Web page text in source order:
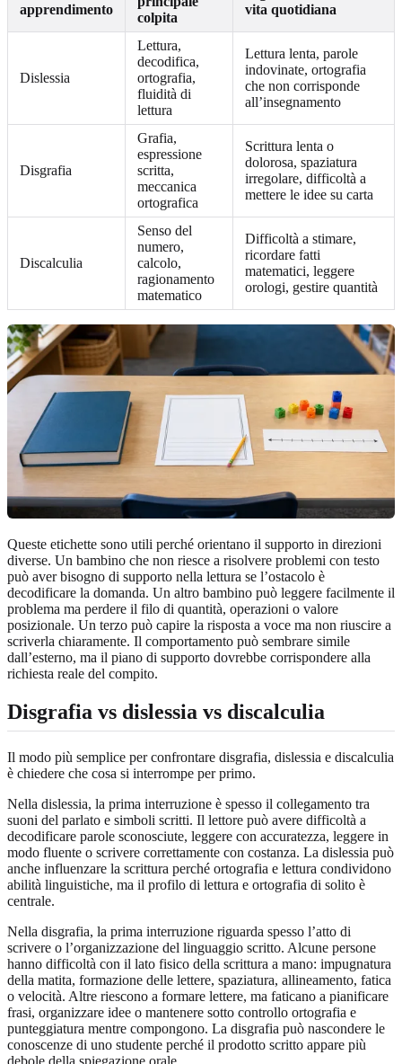
apprendimento
colpita
vita quotidiana
Dislessia
Lettura,
decodifica,
ortografia,
fluidità di
lettura
Lettura lenta, parole
indovinate, ortografia
che non corrisponde
all’insegnamento
Disgrafia
Grafia,
espressione
scritta,
meccanica
ortografica
Scrittura lenta o
dolorosa, spaziatura
irregolare, difficoltà a
mettere le idee su carta
Discalculia
Senso del
numero,
calcolo,
ragionamento
matematico
Difficoltà a stimare,
ricordare fatti
matematici, leggere
orologi, gestire quantità
Queste etichette sono utili perché orientano il supporto in direzioni
diverse. Un bambino che non riesce a risolvere problemi con testo
può aver bisogno di supporto nella lettura se l’ostacolo è
decodificare la domanda. Un altro bambino può leggere facilmente il
problema ma perdere il filo di quantità, operazioni o valore
posizionale. Un terzo può capire la risposta a voce ma non riuscire a
scriverla chiaramente. Il comportamento può sembrare simile
dall’esterno, ma il piano di supporto dovrebbe corrispondere alla
richiesta reale del compito.
Disgrafia vs dislessia vs discalculia
Il modo più semplice per confrontare disgrafia, dislessia e discalculia
è chiedere che cosa si interrompe per primo.
Nella dislessia, la prima interruzione è spesso il collegamento tra
suoni del parlato e simboli scritti. Il lettore può avere difficoltà a
decodificare parole sconosciute, leggere con accuratezza, leggere in
modo fluente o scrivere correttamente con costanza. La dislessia può
anche influenzare la scrittura perché ortografia e lettura condividono
abilità linguistiche, ma il profilo di lettura e ortografia di solito è
centrale.
Nella disgrafia, la prima interruzione riguarda spesso l’atto di
scrivere o l’organizzazione del linguaggio scritto. Alcune persone
hanno difficoltà con il lato fisico della scrittura a mano: impugnatura
della matita, formazione delle lettere, spaziatura, allineamento, fatica
o velocità. Altre riescono a formare lettere, ma faticano a pianificare
frasi, organizzare idee o mantenere sotto controllo ortografia e
punteggiatura mentre compongono. La disgrafia può nascondere le
conoscenze di uno studente perché il prodotto scritto appare più
debole della spiegazione orale.